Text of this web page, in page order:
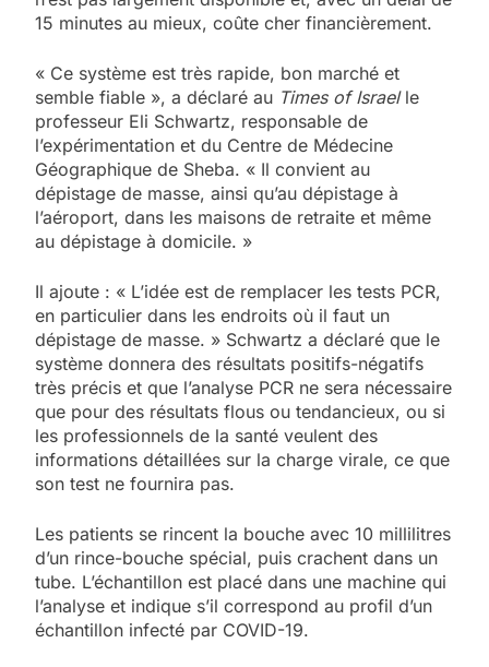
15 minutes au mieux, coûte cher financièrement.
« Ce système est très rapide, bon marché et
semble fiable », a déclaré au Times of Israelle
professeur Eli Schwartz, responsable de
l’expérimentation et du Centre de Médecine
Géographique de Sheba. « Il convient au
dépistage de masse, ainsi qu’au dépistage à
l’aéroport, dans les maisons de retraite et même
au dépistage à domicile. »
Il ajoute : « L’idée est de remplacer les tests PCR,
en particulier dans les endroits où il faut un
dépistage de masse. » Schwartz a déclaré que le
système donnera des résultats positifs-négatifs
très précis et que l’analyse PCR ne sera nécessaire
que pour des résultats flous ou tendancieux, ou si
les professionnels de la santé veulent des
informations détaillées sur la charge virale, ce que
son test ne fournira pas.
Les patients se rincent la bouche avec 10 millilitres
d’un rince-bouche spécial, puis crachent dans un
tube. L’échantillon est placé dans une machine qui
l’analyse et indique s’il correspond au profil d’un
échantillon infecté par COVID-19.